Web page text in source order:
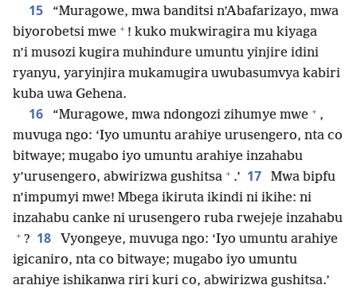
15
“Muragowe, mwa banditsi n’Abafarizayo, mwa
biyorobetsi mwe + ! kuko mukwiragira mu kiyaga
n’i musozi kugira muhindure umuntu yinjire idini
ryanyu, yaryinjira mukamugira uwubasumvya kabiri
kuba uwa Gehena.
16 “Muragowe, mwa ndongozi zihumye mwe + ,
muvuga ngo: ‘Iyo umuntu arahiye urusengero, nta co
bitwaye; mugabo iyo umuntu arahiye inzahabu
y’urusengero, abwirizwa gushitsa + .’ 17
Mwa bipfu
n’impumyi mwe! Mbega ikiruta ikindi ni ikihe: ni
inzahabu canke ni urusengero ruba rwejeje inzahabu
+ ? 18
Vyongeye, muvuga ngo: ‘Iyo umuntu arahiye
igicaniro, nta co bitwaye; mugabo iyo umuntu
arahiye ishikanwa riri kuri co, abwirizwa gushitsa.’